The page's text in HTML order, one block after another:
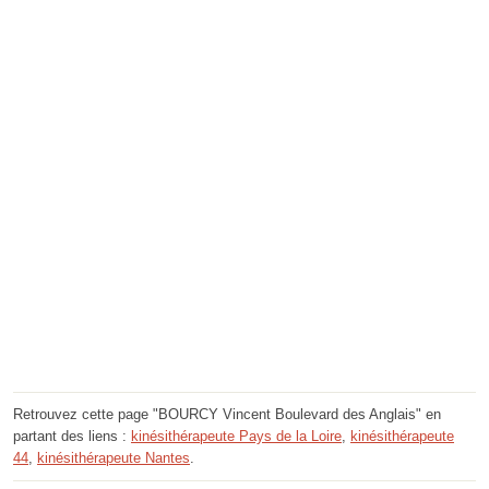
Retrouvez cette page "BOURCY Vincent Boulevard des Anglais" en
partant des liens : kinésithérapeute Pays de la Loire kinésithérapeute
44 kinésithérapeute Nantes